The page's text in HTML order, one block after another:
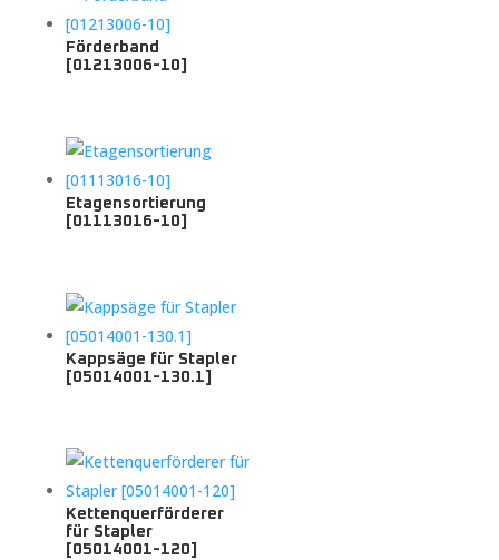
Förderband
[01213006-10]
Etagensortierung
[01113016-10]
Kappsäge für Stapler
[05014001-130.1]
Kettenquerförderer
für Stapler
[05014001-120]